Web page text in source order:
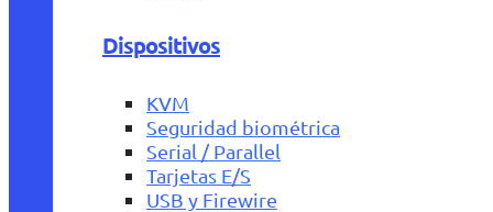
Dispositivos
KVM
Seguridad biométrica
Serial / Parallel
Tarjetas E/S
USB y Firewire